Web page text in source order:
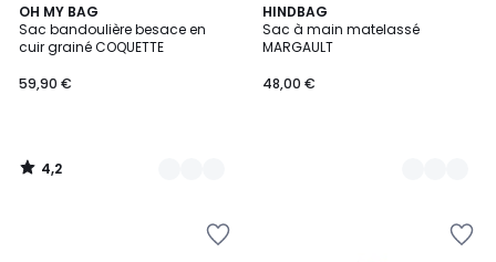
OH MY BAG
Sac bandoulière besace en
cuir grainé COQUETTE
59,90 €
4,2
/ 5
18
Couleurs
4,2
/
HINDBAG
Sac à main matelassé
MARGAULT
48,00 €
7
Couleurs